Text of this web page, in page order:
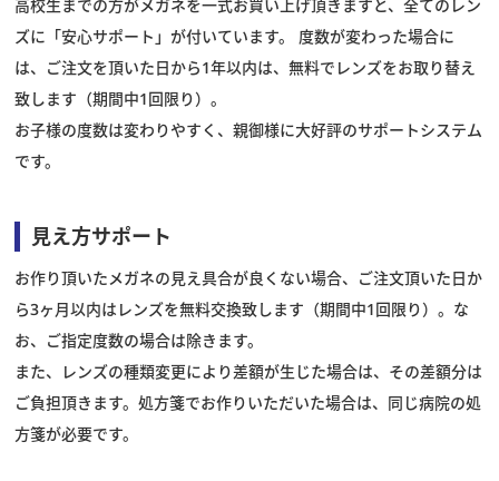
高校生までの方がメガネを一式お買い上げ頂きますと、全てのレン
ズに「安心サポート」が付いています。 度数が変わった場合に
は、ご注文を頂いた日から1年以内は、無料でレンズをお取り替え
致します（期間中1回限り）。
お子様の度数は変わりやすく、親御様に大好評のサポートシステム
です。
見え方サポート
お作り頂いたメガネの見え具合が良くない場合、ご注文頂いた日か
ら3ヶ月以内はレンズを無料交換致します（期間中1回限り）。な
お、ご指定度数の場合は除きます。
また、レンズの種類変更により差額が生じた場合は、その差額分は
ご負担頂きます。処方箋でお作りいただいた場合は、同じ病院の処
方箋が必要です。